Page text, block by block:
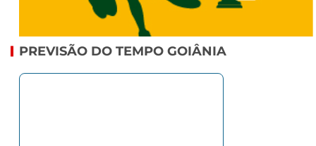
PREVISÃO DO TEMPO GOIÂNIA